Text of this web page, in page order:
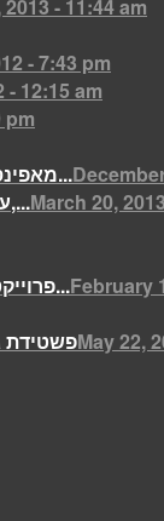
- 11:44 am
- 7:43 pm
- 12:15 am
pm
מאפינס שוקולד עם אוכמניות, קרם...
עוגת שוקולד טבעונית עם בירה ויין,...March 20,
פרוייקט שותפות למטבח מציג: מתכוני...February
פשטידתMay 22,